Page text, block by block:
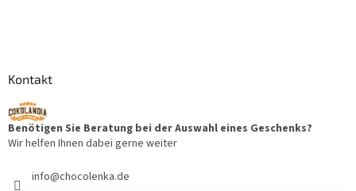
Kontakt
Benötigen Sie Beratung bei der Auswahl eines Geschenks?
Wir helfen Ihnen dabei gerne weiter
info@chocolenka.de